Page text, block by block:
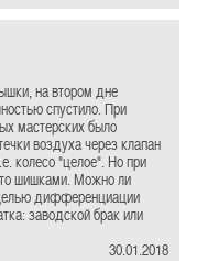
на втором дне
спустило. При
мастерских было
воздуха через клапан
колесо "целое". Но при
шишками. Можно ли
дифференциации
заводской брак или
30.01.2018